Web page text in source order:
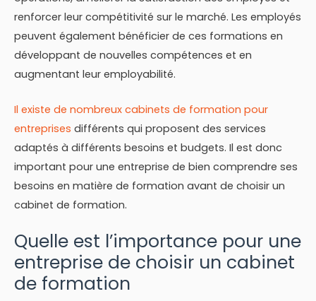
renforcer leur compétitivité sur le marché. Les employés
peuvent également bénéficier de ces formations en
développant de nouvelles compétences et en
augmentant leur employabilité.
Il existe de nombreux cabinets de formation pour
entreprises différents qui proposent des services
adaptés à différents besoins et budgets. Il est donc
important pour une entreprise de bien comprendre ses
besoins en matière de formation avant de choisir un
cabinet de formation.
Quelle est l’importance pour une
entreprise de choisir un cabinet
de formation